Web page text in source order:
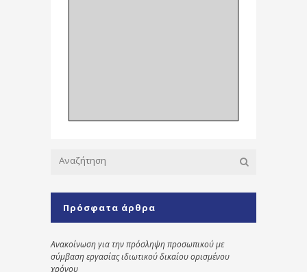
Πρόσφατα άρθρα
Ανακοίνωση για την πρόσληψη προσωπικού με
σύμβαση εργασίας ιδιωτικού δικαίου ορισμένου
χρόνου